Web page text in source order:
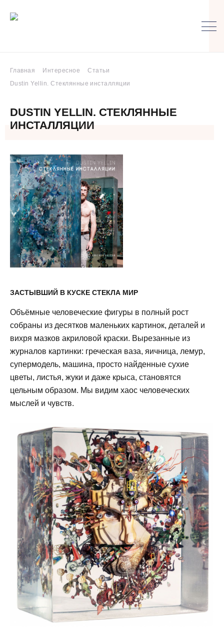
Главная Интересное
Статьи
Dustin Yellin. Стеклянные инсталляции
DUSTIN YELLIN. СТЕКЛЯННЫЕ
ИНСТАЛЛЯЦИИ
ЗАСТЫВШИЙ В КУСКЕ СТЕКЛА МИР
Объёмные человеческие фигуры в полный рост
собраны из десятков маленьких картинок, деталей и
вихря мазков акриловой краски. Вырезанные из
журналов картинки: греческая ваза, яичница, лемур,
супермодель, машина, просто найденные сухие
цветы, листья, жуки и даже крыса, становятся
цельным образом. Мы видим хаос человеческих
мыслей и чувств.